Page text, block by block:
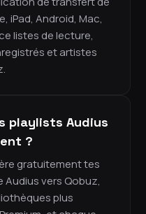
iPad, Android, Mac,
listes de lecture,
et artistes
playlists Audius
?
gratuitement tes
vers Qobuz,
plus